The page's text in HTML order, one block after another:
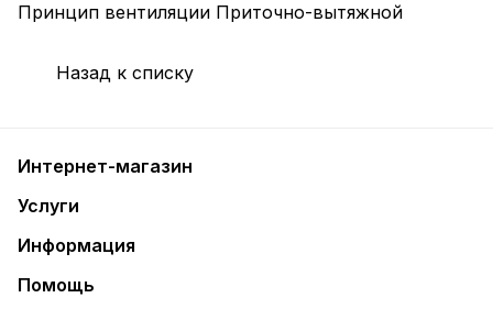
Принцип вентиляции Приточно-вытяжной
Назад к списку
Интернет-магазин
Услуги
Информация
Помощь